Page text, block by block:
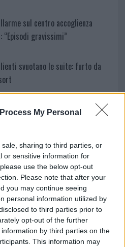
My Personal
sharing to third parties, or
or sensitive information for
use the below opt-out
Please note that after your
you may continue seeing
personal information utilized by
to third parties prior to
opt-out of the further
by third parties on the
This information may
sul centro accoglienza
gravissimi”
svuotano le suite: furto da
sole e caldo tornano
rampe chiuse ancora fino a